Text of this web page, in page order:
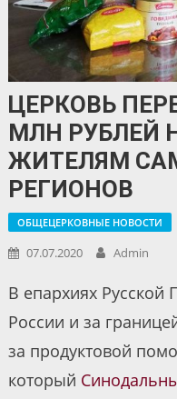
ЦЕРКОВЬ
МЛН РУБЛЕЙ
ЖИТЕЛЯМ
РЕГИОНОВ
ОБЩЕЦЕРКОВНЫЕ НОВОСТИ
07.07.2020 Admin
В епархиях Русской
России и за
за продуктовой
который